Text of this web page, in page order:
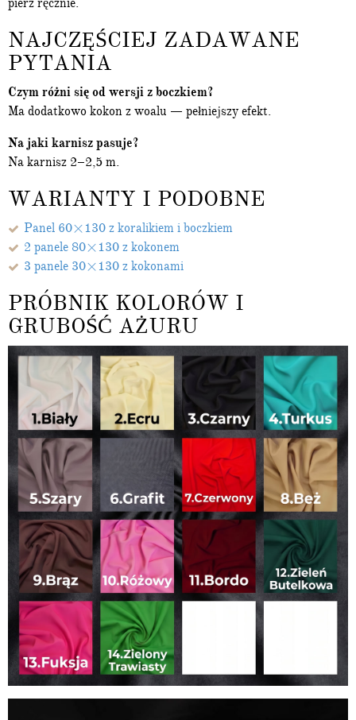
pierz ręcznie.
NAJCZĘŚCIEJ ZADAWANE
PYTANIA
Czym różni się od wersji z boczkiem?
Ma dodatkowo kokon z woalu — pełniejszy efekt.
Na jaki karnisz pasuje?
Na karnisz 2–2,5 m.
WARIANTY I PODOBNE
Panel 60×130 z koralikiem i boczkiem
2 panele 80×130 z kokonem
3 panele 30×130 z kokonami
PRÓBNIK KOLORÓW I
GRUBOŚĆ AŻURU